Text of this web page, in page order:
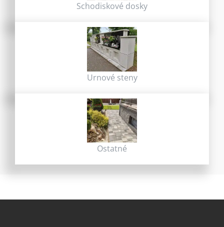
Schodiskové dosky
Urnové steny
Ostatné